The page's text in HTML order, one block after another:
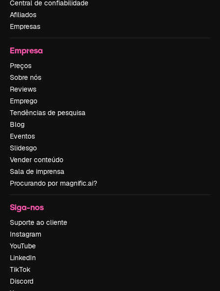
Central de confiabilidade
Afiliados
Empresas
Empresa
Preços
Sobre nós
Reviews
Emprego
Tendências de pesquisa
Blog
Eventos
Slidesgo
Vender conteúdo
Sala de imprensa
Procurando por magnific.ai?
Siga-nos
Suporte ao cliente
Instagram
YouTube
LinkedIn
TikTok
Discord